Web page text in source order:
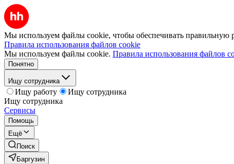
Мы используем файлы cookie, чтобы обеспечивать правильную
Правила использования файлов cookie
Мы используем файлы cookie. Правила использования файлов
Понятно
Ищу сотрудника
Ищу работу
Ищу сотрудника
Ищу сотрудника
Сервисы
Помощь
Ещё
Поиск
Баргузин